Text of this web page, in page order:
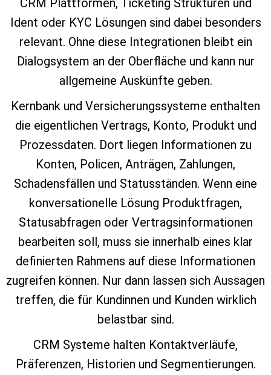
Ident oder KYC Lösungen sind dabei besonders
relevant. Ohne diese Integrationen bleibt ein
Dialogsystem an der Oberfläche und kann nur
allgemeine Auskünfte geben.
Kernbank und Versicherungssysteme enthalten
die eigentlichen Vertrags, Konto, Produkt und
Prozessdaten. Dort liegen Informationen zu
Konten, Policen, Anträgen, Zahlungen,
Schadensfällen und Statusständen. Wenn eine
konversationelle Lösung Produktfragen,
Statusabfragen oder Vertragsinformationen
bearbeiten soll, muss sie innerhalb eines klar
definierten Rahmens auf diese Informationen
zugreifen können. Nur dann lassen sich Aussagen
treffen, die für Kundinnen und Kunden wirklich
belastbar sind.
CRM Systeme halten Kontaktverläufe,
Präferenzen, Historien und Segmentierungen.